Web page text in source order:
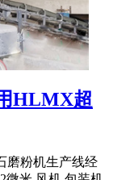
HLMX超
磨粉机生产线经